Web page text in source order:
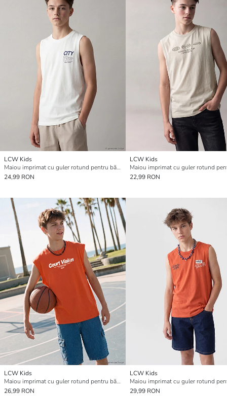
LCW Kids
Maiou imprimat cu guler rotund pentru băieți
24,99 RON
LCW Kids
22,99 RON
LCW Kids
Maiou imprimat cu guler rotund pentru băieți
26,99 RON
LCW Kids
29,99 RON